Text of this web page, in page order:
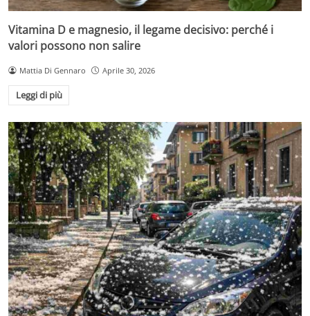
Vitamina D e magnesio, il legame decisivo: perché i
valori possono non salire
Mattia Di Gennaro Aprile 30, 2026
Leggi di più